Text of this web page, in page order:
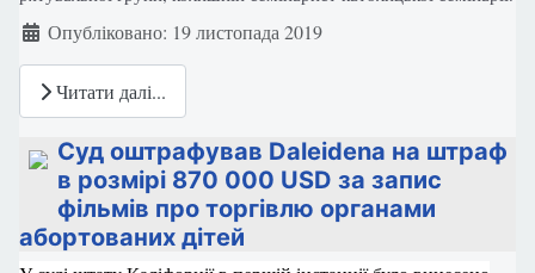
ДеталіОпубліковано: 19 листопада 2019
Читати далі...
Суд оштрафував Daleidena на штраф
в розмірі 870 000 USD за запис
фільмів про торгівлю органами
абортованих дітей